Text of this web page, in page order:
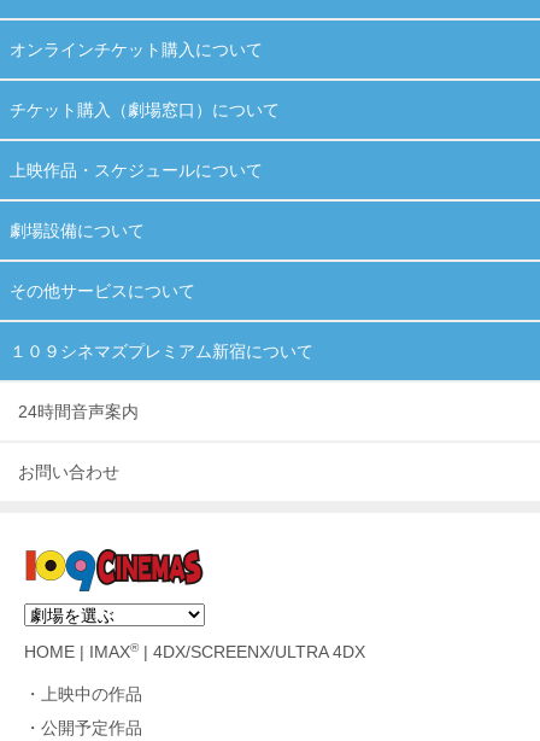
オンラインチケット購入について
チケット購入（劇場窓口）について
上映作品・スケジュールについて
劇場設備について
その他サービスについて
１０９シネマズプレミアム新宿について
24時間音声案内
お問い合わせ
HOME IMAX®| 4DX/SCREENX/ULTRA 4DX
上映中の作品
公開予定作品